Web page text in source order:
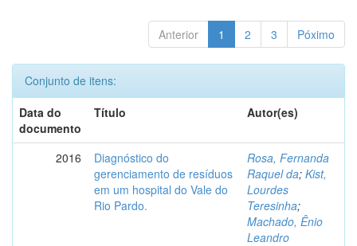
Anterior 1 2 3 Póximo
Conjunto de itens:
Data do
documento
Título Autor(es)
2016
Diagnóstico do
gerenciamento de resíduos
em um hospital do Vale do
Rio Pardo.
Rosa, Fernanda
Raquel da; Kist,
Lourdes
Teresinha;
Machado, Ênio
Leandro